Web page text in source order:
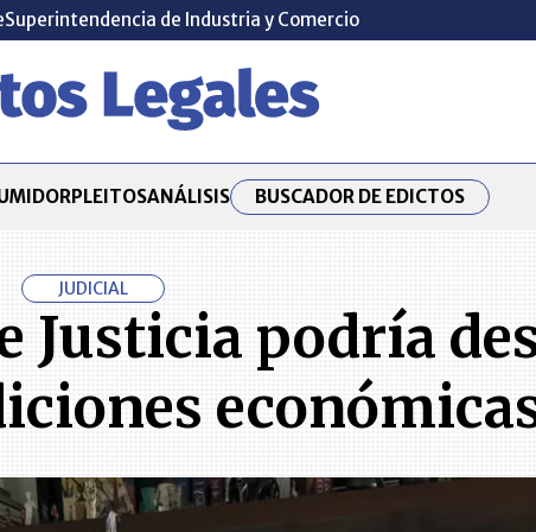
Superintendencia de Industria y Comercio
PLEITOSANÁLISIS BUSCADOR DE EDICTOS
JUDICIAL
podría